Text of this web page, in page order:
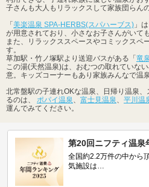
子さんも大人もリラックスして家族団らん
「美楽温泉 SPA-HERBS(スパハーブス) 」
が用意されており、小さなお子さんがいて
また、リラックススペースやコミックスペ
す。
草加駅・竹ノ塚駅より送迎バスがある「竜
この湯(天然温泉)は、おむつの取れていな
意。キッズコーナーもあり家族みんなで温
北常盤駅の子連れOKな温泉、日帰り温泉
るのは、 ポパイ温泉 富士見温泉 平川温
運んでみてください。
第20回ニフティ温泉
全国約2.2万件の中から
気施設は…